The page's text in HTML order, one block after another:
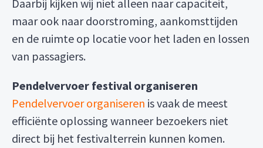
Daarbij kijken wij niet alleen naar capaciteit,
maar ook naar doorstroming, aankomsttijden
en de ruimte op locatie voor het laden en lossen
van passagiers.
Pendelvervoer festival organiseren
Pendelvervoer organiseren is vaak de meest
efficiënte oplossing wanneer bezoekers niet
direct bij het festivalterrein kunnen komen.